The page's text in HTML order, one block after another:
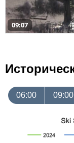
09:07
06:00 09:00